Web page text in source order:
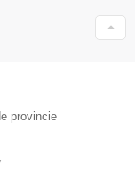
provincie